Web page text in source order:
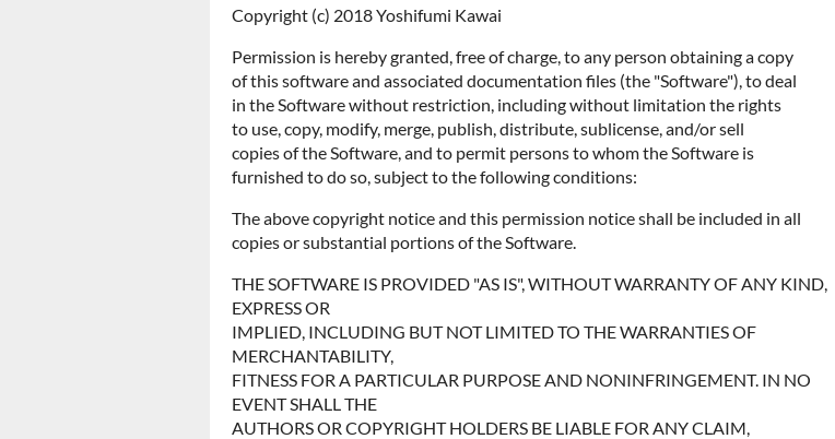
Copyright (c) 2018 Yoshifumi Kawai
Permission is hereby granted, free of charge, to any person obtaining a copy
of this software and associated documentation files (the "Software"), to deal
in the Software without restriction, including without limitation the rights
to use, copy, modify, merge, publish, distribute, sublicense, and/or sell
copies of the Software, and to permit persons to whom the Software is
furnished to do so, subject to the following conditions:
The above copyright notice and this permission notice shall be included in all
copies or substantial portions of the Software.
THE SOFTWARE IS PROVIDED "AS IS", WITHOUT WARRANTY OF ANY KIND,
EXPRESS OR
IMPLIED, INCLUDING BUT NOT LIMITED TO THE WARRANTIES OF
MERCHANTABILITY,
FITNESS FOR A PARTICULAR PURPOSE AND NONINFRINGEMENT. IN NO
EVENT SHALL THE
AUTHORS OR COPYRIGHT HOLDERS BE LIABLE FOR ANY CLAIM,